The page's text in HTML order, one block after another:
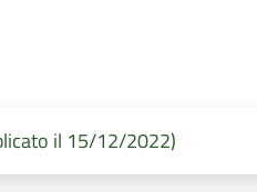
il 15/12/2022)